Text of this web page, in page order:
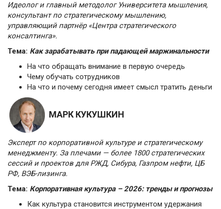
Идеолог и главный методолог Университета мышления,
консультант по стратегическому мышлению,
управляющий партнёр «Центра стратегического
консалтинга».
Тема: Как зарабатывать при падающей маржинальности
На что обращать внимание в первую очередь
Чему обучать сотрудников
На что и почему сегодня имеет смысл тратить деньги
МАРК КУКУШКИН
Эксперт по корпоративной культуре и стратегическому
менеджменту. За плечами — более 1800 стратегических
сессий и проектов для РЖД, Сибура, Газпром нефти, ЦБ
РФ, ВЭБ-лизинга.
Тема: Корпоративная культура – 2026: тренды и прогнозы
Как культура становится инструментом удержания